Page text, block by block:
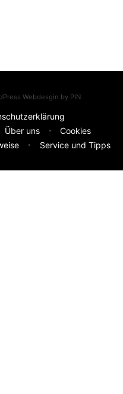
Webdesgin by PIN
Über uns
Cookies
Service und Tipps